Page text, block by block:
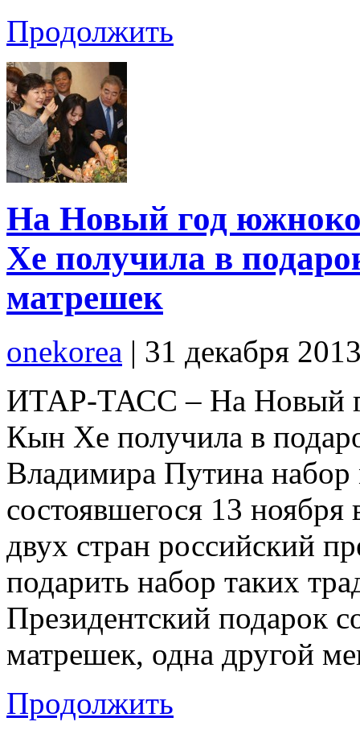
Продолжить
На Новый год
Хе получила в
матрешек
onekorea | 31 декабря
ИТАР-ТАСС – На Новый
Кын Хе получила в
Владимира Путина
состоявшегося 13
двух стран российский
подарить набор таких
Президентский подарок
матрешек, одна другой
Продолжить